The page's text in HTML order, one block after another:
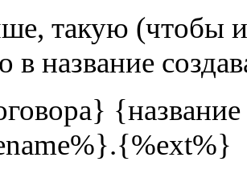
такую (чтобы
в название
{название